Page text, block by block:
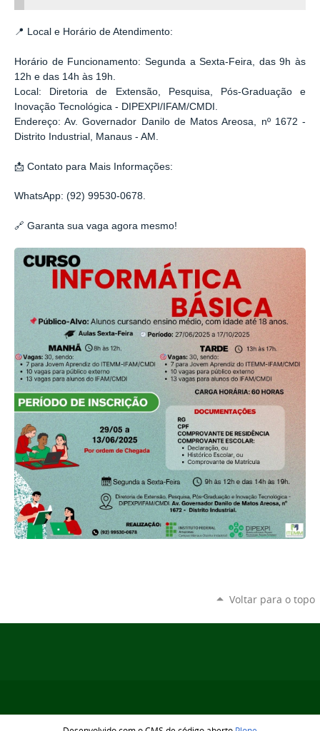
📍 Local e Horário de Atendimento:
Horário de Funcionamento: Segunda a Sexta-Feira, das 9h às
12h e das 14h às 19h.
Local: Diretoria de Extensão, Pesquisa, Pós-Graduação e
Inovação Tecnológica - DIPEXPI/IFAM/CMDI.
Endereço: Av. Governador Danilo de Matos Areosa, nº 1672 -
Distrito Industrial, Manaus - AM.
📩 Contato para Mais Informações:
WhatsApp: (92) 99530-0678.
🔗 Garanta sua vaga agora mesmo!
Voltar para o topo